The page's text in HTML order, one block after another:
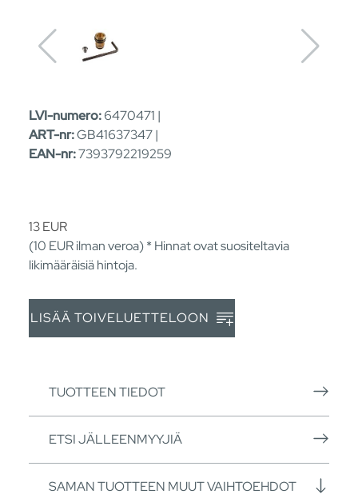
LVI-numero:6470471 |
ART-nr:GB41637347 |
EAN-nr:7393792219259
13EUR
(10 EURilman veroa) * Hinnat ovat suositeltavia
likimääräisiä hintoja.
LISÄÄ TOIVELUETTELOON
TUOTTEEN TIEDOT
ETSI JÄLLEENMYYJIÄ
SAMAN TUOTTEEN MUUT VAIHTOEHDOT